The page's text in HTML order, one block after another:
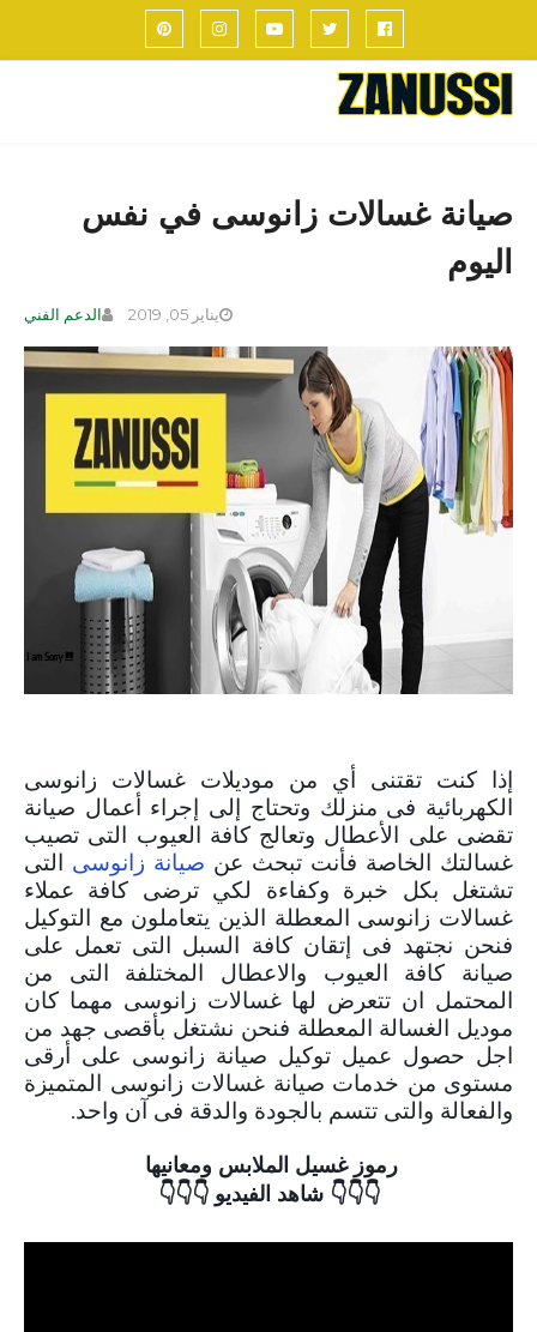
صيانة غسالات زانوسى في نفس
اليوم
الدعم الفني يناير 05, 2019
إذا كنت تقتنى أي من موديلات غسالات زانوسى
الكهربائية فى منزلك وتحتاج إلى إجراء أعمال صيانة
تقضى على الأعطال وتعالج كافة العيوب التى تصيب
غسالتك الخاصة فأنت تبحث عن صيانة زانوسى التى
تشتغل بكل خبرة وكفاءة لكي ترضى كافة عملاء
غسالات زانوسى المعطلة الذين يتعاملون مع التوكيل
فنحن نجتهد فى إتقان كافة السبل التى تعمل على
صيانة كافة العيوب والاعطال المختلفة التى من
المحتمل ان تتعرض لها غسالات زانوسى مهما كان
موديل الغسالة المعطلة فنحن نشتغل بأقصى جهد من
اجل حصول عميل توكيل صيانة زانوسى على أرقى
مستوى من خدمات صيانة غسالات زانوسى المتميزة
والفعالة والتى تتسم بالجودة والدقة فى آن واحد.
رموز غسيل الملابس ومعانيها
👇👇👇 شاهد الفيديو👇👇👇